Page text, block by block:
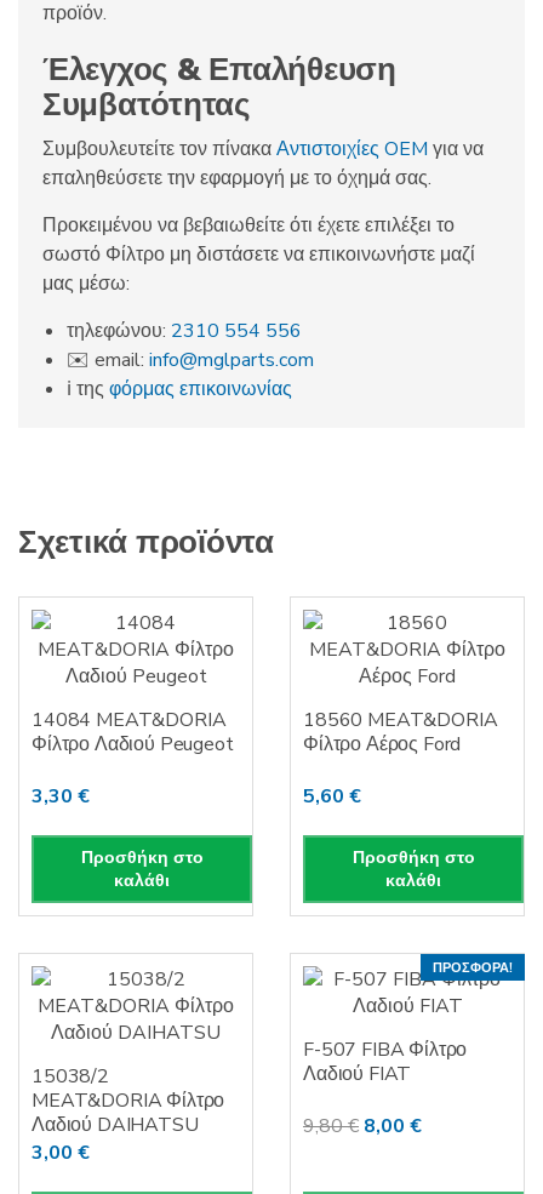
προϊόν.
Έλεγχος & Επαλήθευση
Συμβατότητας
Συμβουλευτείτε τον πίνακαΑντιστοιχίες OEM για να
επαληθεύσετε την εφαρμογή με το όχημά σας.
Προκειμένου να βεβαιωθείτε ότι έχετε επιλέξει το
σωστό Φίλτρο μη διστάσετε να επικοινωνήστε μαζί
μας μέσω:
τηλεφώνου: 2310 554 556
✉️ email: info@mglparts.com
ℹ️ της φόρμας επικοινωνίας
Σχετικά προϊόντα
14084 MEAT&DORIA
Φίλτρο Λαδιού Peugeot
3,30 €
Προσθήκη στο
καλάθι
18560 MEAT&DORIA
Φίλτρο Αέρος Ford
5,60 €
Προσθήκη στο
καλάθι
15038/2
MEAT&DORIA Φίλτρο
Λαδιού DAIHATSU
3,00 €
ΠΡΟΣΦΟΡΆ!
F-507 FIBA Φίλτρο
Λαδιού FIAT
9,80€ Original
8,00 €Η